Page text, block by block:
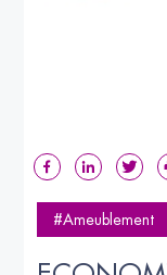
#Ameublement